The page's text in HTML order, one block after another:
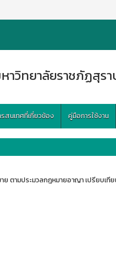
าวิทยาลัยราชภัฏสุร
สนเทศที่เกี่ยวข้อง คู่มือการใช้งาน
าย ตามประมวลกฎหมายอาญา เปรียบ